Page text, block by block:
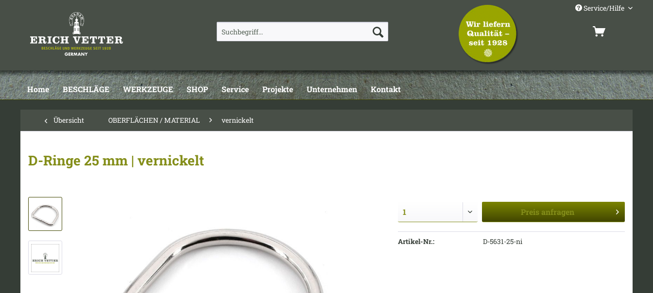
Service/Hilfe
Home BESCHLÄGE WERKZEUGE SHOP Service Projekte Unternehmen Kontakt
Übersicht OBERFLÄCHEN / MATERIAL vernickelt
D-Ringe 25 mm | vernickelt
Preis anfragen
Artikel-Nr.: D-5631-25-ni